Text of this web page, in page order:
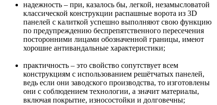
надежность – при, казалось бы, легкой, незамысловатой
классической конструкции распашные ворота из 3D
панелей с калиткой успешно выполняют свою функцию
по предупреждению беспрепятственного пересечения
посторонними лицами обозначенной границы, имеют
хорошие антивандальные характеристики;
практичность – это свойство сопутствует всем
конструкциям с использованием решётчатых панелей,
ведь если они заводского производства, то изготовлены
они с соблюдением технологии, а значит материалы,
включая покрытие, износостойки и долговечны;